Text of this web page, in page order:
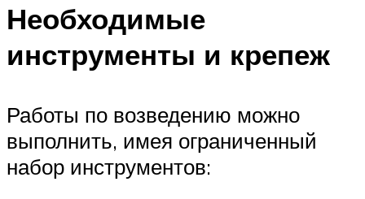
Необходимые
инструменты и крепеж
Работы по возведению можно
выполнить, имея ограниченный
набор инструментов: